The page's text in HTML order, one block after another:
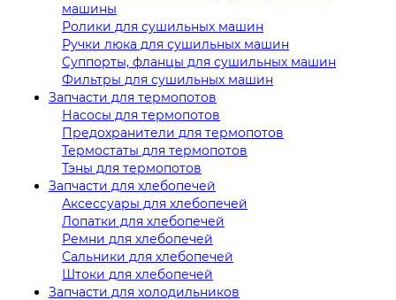
машины
Ролики для сушильных машин
Ручки люка для сушильных машин
Суппорты, фланцы для сушильных машин
Фильтры для сушильных машин
Запчасти для термопотов
Насосы для термопотов
Предохранители для термопотов
Термостаты для термопотов
Тэны для термопотов
Запчасти для хлебопечей
Аксессуары для хлебопечей
Лопатки для хлебопечей
Ремни для хлебопечей
Сальники для хлебопечей
Штоки для хлебопечей
Запчасти для холодильников